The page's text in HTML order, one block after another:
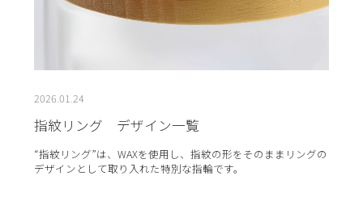
2026.01.24
指紋リング デザイン一覧
“指紋リング”は、WAXを使用し、指紋の形をそのままリングの
デザインとして取り入れた特別な指輪です。